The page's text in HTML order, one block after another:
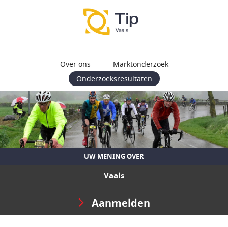
Over ons
Marktonderzoek
Onderzoeksresultaten
UW MENING OVER
Vaals
Aanmelden